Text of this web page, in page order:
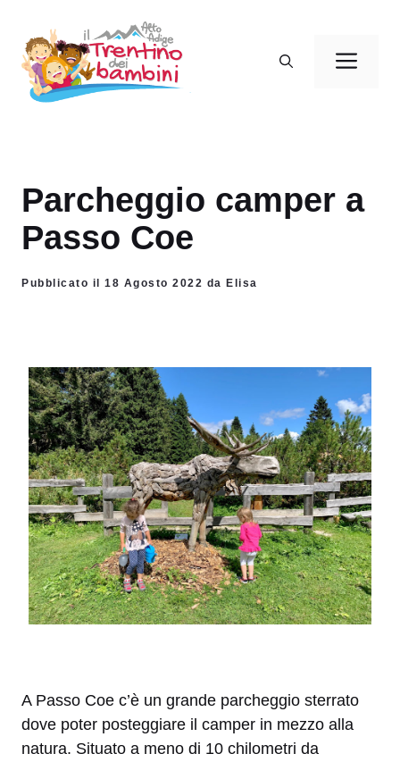
contenuto
Parcheggio camper a
Passo Coe
Pubblicato il 18 Agosto 2022 da Elisa
A Passo Coe c’è un grande parcheggio sterrato
dove poter posteggiare il camper in mezzo alla
natura. Situato a meno di 10 chilometri da